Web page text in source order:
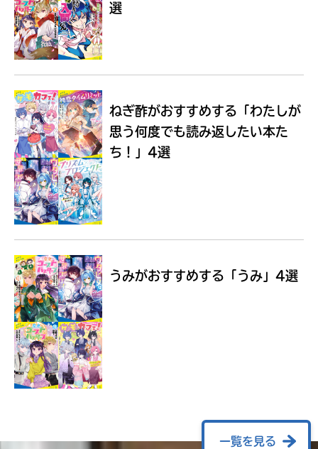
Loading...
選
ねぎ酢がおすすめする 「わたしが
思う何度でも読み返したい本た
ち！」4選
うみがおすすめする 「うみ」4選
一覧を見る
容
も